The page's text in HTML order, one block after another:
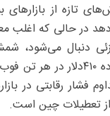
تازه از بازارهای
می‌دهد در حالی که
دنبال می‌شود،
افت جزئی در محدوده
فشار رقابتی در
تعطیلات چین است.